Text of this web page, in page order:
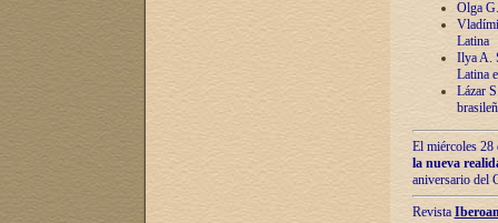
Olga
Latina
Ilya A.
Latina
Lázar
El miércoles 28
la nueva
aniversario del
Revista